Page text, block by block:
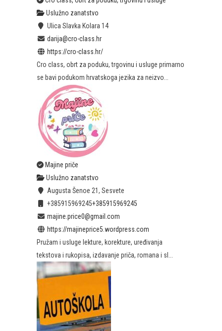
Uslužno zanatstvo
Ulica Slavka Kolara 14
darija@cro-class.hr
https://cro-class.hr/
Cro class, obrt za poduku, trgovinu i usluge primarno
se bavi podukom hrvatskoga jezika za neizvo...
Majine priče
Uslužno zanatstvo
Augusta Šenoe 21, Sesvete
+385915969245+385915969245
majine.price0@gmail.com
https://majineprice5.wordpress.com
Pružam i usluge lekture, korekture, uređivanja
tekstova i rukopisa, izdavanje priča, romana i sl...